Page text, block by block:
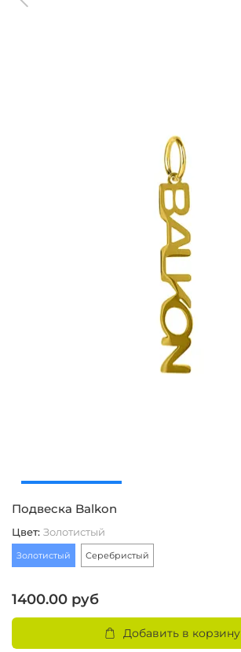
Подвеска Balkon
Цвет: Золотистый
Золотистый Серебристый
1400.00 руб
Добавить в корзину